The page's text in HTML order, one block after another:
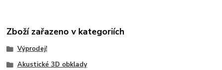
Zboží zařazeno v kategoriích
Výprodej!
Akustické 3D obklady